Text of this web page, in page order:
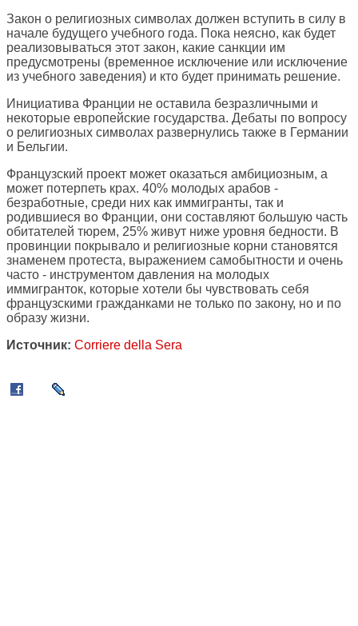
Закон о религиозных символах должен вступить в силу в
начале будущего учебного года. Пока неясно, как будет
реализовываться этот закон, какие санкции им
предусмотрены (временное исключение или исключение
из учебного заведения) и кто будет принимать решение.
Инициатива Франции не оставила безразличными и
некоторые европейские государства. Дебаты по вопросу
о религиозных символах развернулись также в Германии
и Бельгии.
Французский проект может оказаться амбициозным, а
может потерпеть крах. 40% молодых арабов -
безработные, среди них как иммигранты, так и
родившиеся во Франции, они составляют большую часть
обитателей тюрем, 25% живут ниже уровня бедности. В
провинции покрывало и религиозные корни становятся
знаменем протеста, выражением самобытности и очень
часто - инструментом давления на молодых
иммигранток, которые хотели бы чувствовать себя
французскими гражданками не только по закону, но и по
образу жизни.
Источник: Corriere della Sera